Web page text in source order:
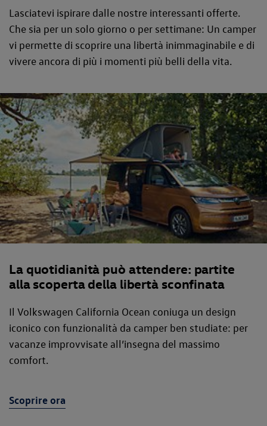
Lasciatevi ispirare dalle nostre interessanti offerte.
Che sia per un solo giorno o per settimane: Un camper
vi permette di scoprire una libertà inimmaginabile e di
vivere ancora di più i momenti più belli della vita.
La quotidianità può attendere: partite
alla scoperta della libertà sconfinata
Il Volkswagen California Ocean coniuga un design
iconico con funzionalità da camper ben studiate: per
vacanze improvvisate all’insegna del massimo
comfort.
Scoprire ora